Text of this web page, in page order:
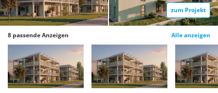
zum Projekt
8 passende Anzeigen Alle anzeigen